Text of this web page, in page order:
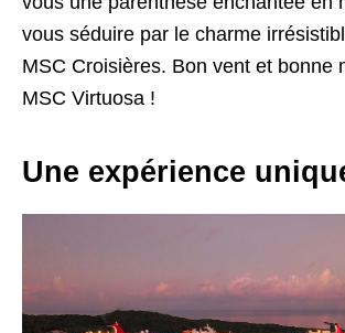
vous séduire par le charme
MSC Croisières. Bon vent et bonne
MSC Virtuosa !
Une expérience